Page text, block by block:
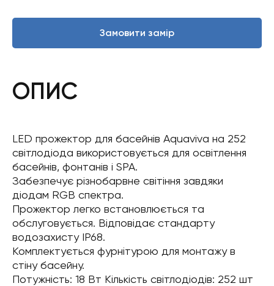
Замовити замір
ОПИС
LED прожектор для басейнів Aquaviva на 252
світлодіода використовується для освітлення
басейнів, фонтанів і SPA.
Забезпечує різнобарвне світіння завдяки
діодам RGB спектра.
Прожектор легко встановлюється та
обслуговується. Відповідає стандарту
водозахисту IP68.
Комплектується фурнітурою для монтажу в
стіну басейну.
Потужність: 18 Вт Кількість світлодіодів: 252 шт